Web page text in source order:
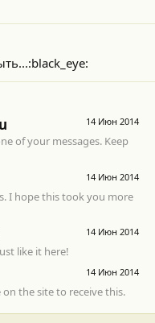
14 Июн 2014
of your messages. Keep
14 Июн 2014
I hope this took you more
14 Июн 2014
like it here!
14 Июн 2014
the site to receive this.